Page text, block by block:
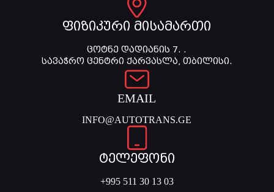
ფიზიკური მისამართი
ცოტნე დადიანის 7. .
სავაჭრო ცენტრი ქარვასლა, თბილისი.
EMAIL
INFO@AUTOTRANS.GE
ტელეფონი
+995 511 30 13 03